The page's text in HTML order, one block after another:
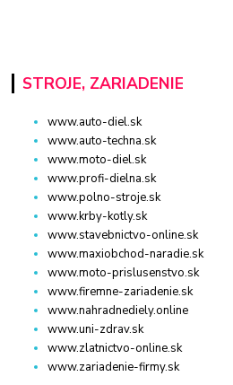
STROJE, ZARIADENIE
www.auto-diel.sk
www.auto-techna.sk
www.moto-diel.sk
www.profi-dielna.sk
www.polno-stroje.sk
www.krby-kotly.sk
www.stavebnictvo-online.sk
www.maxiobchod-naradie.sk
www.moto-prislusenstvo.sk
www.firemne-zariadenie.sk
www.nahradnediely.online
www.uni-zdrav.sk
www.zlatnictvo-online.sk
www.zariadenie-firmy.sk